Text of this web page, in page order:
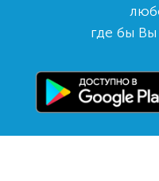
где бы